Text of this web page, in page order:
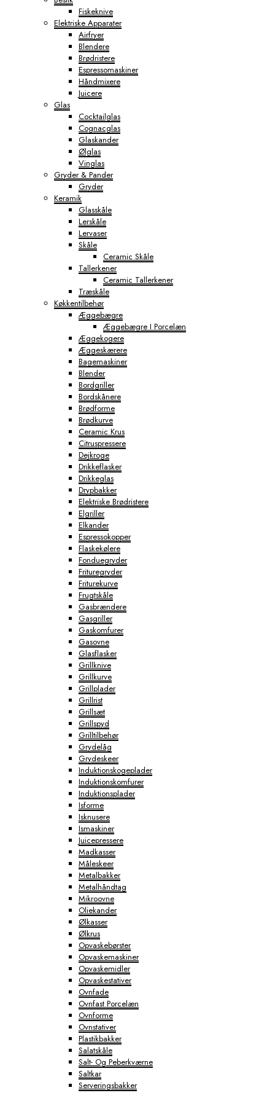
Fiskeknive
Elektriske Apparater
Airfryer
Blendere
Brødristere
Espressomaskiner
Håndmixere
Juicere
Glas
Cocktailglas
Cognacglas
Glaskander
Ølglas
Vinglas
Gryder & Pander
Gryder
Keramik
Glasskåle
Lerskåle
Lervaser
Skåle
Ceramic Skåle
Tallerkener
Ceramic Tallerkener
Træskåle
Køkkentilbehør
Æggebægre
Æggebægre I Porcelæn
Æggekogere
Æggeskærere
Bagemaskiner
Blender
Bordgriller
Bordskånere
Brødforme
Brødkurve
Ceramic Krus
Citruspressere
Dejkroge
Drikkeflasker
Drikkeglas
Drypbakker
Elektriske Brødristere
Elgriller
Elkander
Espressokopper
Flaskekølere
Fonduegryder
Frituregryder
Friturekurve
Frugtskåle
Gasbrændere
Gasgriller
Gaskomfurer
Gasovne
Glasflasker
Grillknive
Grillkurve
Grillplader
Grillrist
Grillsæt
Grillspyd
Grilltilbehør
Grydelåg
Grydeskeer
Induktionskogeplader
Induktionskomfurer
Induktionsplader
Isforme
Isknusere
Ismaskiner
Juicepressere
Madkasser
Måleskeer
Metalbakker
Metalhåndtag
Mikroovne
Oliekander
Ølkasser
Ølkrus
Opvaskebørster
Opvaskemaskiner
Opvaskemidler
Opvaskestativer
Ovnfade
Ovnfast Porcelæn
Ovnforme
Ovnstativer
Plastikbakker
Salatskåle
Salt- Og Peberkværne
Saltkar
Serveringsbakker